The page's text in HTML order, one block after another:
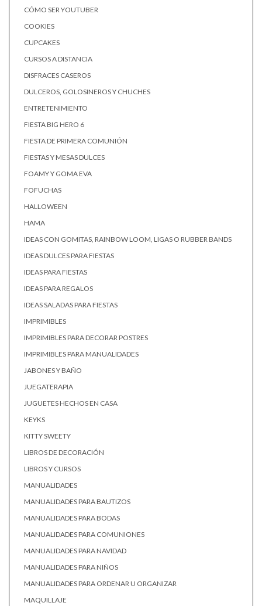
CÓMO SER YOUTUBER
COOKIES
CUPCAKES
CURSOS A DISTANCIA
DISFRACES CASEROS
DULCEROS, GOLOSINEROS Y CHUCHES
ENTRETENIMIENTO
FIESTA BIG HERO 6
FIESTA DE PRIMERA COMUNIÓN
FIESTAS Y MESAS DULCES
FOAMY Y GOMA EVA
FOFUCHAS
HALLOWEEN
HAMA
IDEAS CON GOMITAS, RAINBOW LOOM, LIGAS O RUBBER BANDS
IDEAS DULCES PARA FIESTAS
IDEAS PARA FIESTAS
IDEAS PARA REGALOS
IDEAS SALADAS PARA FIESTAS
IMPRIMIBLES
IMPRIMIBLES PARA DECORAR POSTRES
IMPRIMIBLES PARA MANUALIDADES
JABONES Y BAÑO
JUEGATERAPIA
JUGUETES HECHOS EN CASA
KEYKS
KITTY SWEETY
LIBROS DE DECORACIÓN
LIBROS Y CURSOS
MANUALIDADES
MANUALIDADES PARA BAUTIZOS
MANUALIDADES PARA BODAS
MANUALIDADES PARA COMUNIONES
MANUALIDADES PARA NAVIDAD
MANUALIDADES PARA NIÑOS
MANUALIDADES PARA ORDENAR U ORGANIZAR
MAQUILLAJE